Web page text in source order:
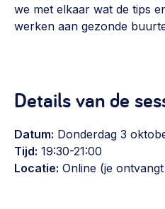
we met elkaar wat de tips
werken aan gezonde
Details van de
Datum: Donderdag 3
Tijd: 19:30-21:00
Locatie: Online (je